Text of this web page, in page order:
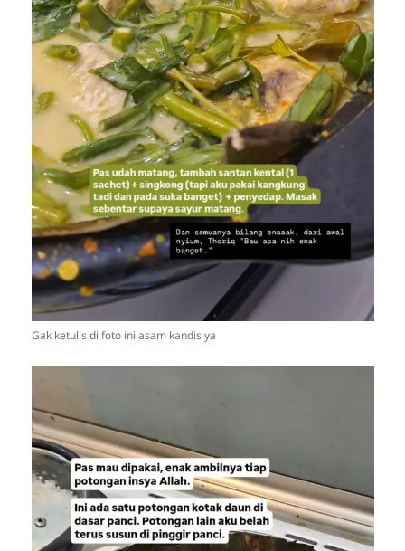
Gak ketulis di foto ini asam kandis ya